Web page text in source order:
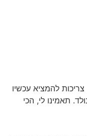
להמציא עכשיו
תאמינו לי, הכי